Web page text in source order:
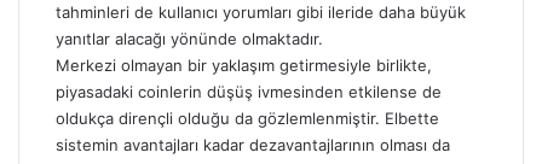
tahminleri de kullanıcı yorumları gibi ileride daha büyük
yanıtlar alacağı yönünde olmaktadır.
Merkezi olmayan bir yaklaşım getirmesiyle birlikte,
piyasadaki coinlerin düşüş ivmesinden etkilense de
oldukça dirençli olduğu da gözlemlenmiştir. Elbette
sistemin avantajları kadar dezavantajlarının olması da